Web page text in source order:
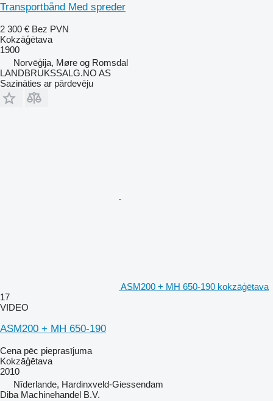
Transportbånd Med spreder
2 300 € Bez PVN
Kokzāģētava
1900
Norvēģija, Møre og Romsdal
LANDBRUKSSALG.NO AS
Sazināties ar pārdevēju
ASM200 + MH 650-190 kokzāģētava
17
VIDEO
ASM200 + MH 650-190
Cena pēc pieprasījuma
Kokzāģētava
2010
Nīderlande, Hardinxveld-Giessendam
Diba Machinehandel B.V.